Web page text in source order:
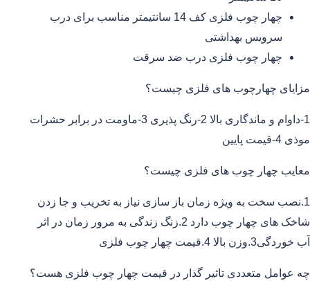
چهار چوب فلزی کف 14 سانتیمتر مناسب برای درب
سرویس بهداشتی
چهار چوب فلزی درب ضد سرقت
مزایای چهارچوب های فلزی چیست؟
1-داوام و ماندگاری بالا 2-رنگ پذیری 3-ماومت در برابر حشرات
موذی 4-قیمت پایین
معایب چهار چوب های فلزی چیست؟
1.نصب سخت به ویژه زمان باز سازی نیاز به تخریب و جا زدن
شاخک های چهار چوب دارد 2.زنگ زندگی به مرور زمان در اثر
آب خوردگی3.وزن بالا 4.قیمت چهار چوب فلزی
چه عوامل متعددی تاثیر گذار در قیمت چهار چوب فلزی هست؟